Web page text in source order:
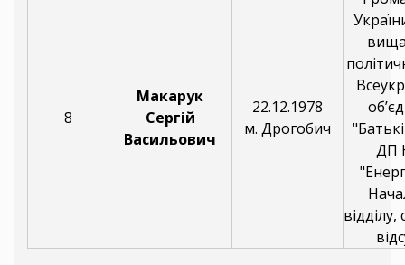
8
Макарук
Сергій
Васильович
22.12.1978
м. Дрогобич
ДП
відділу,